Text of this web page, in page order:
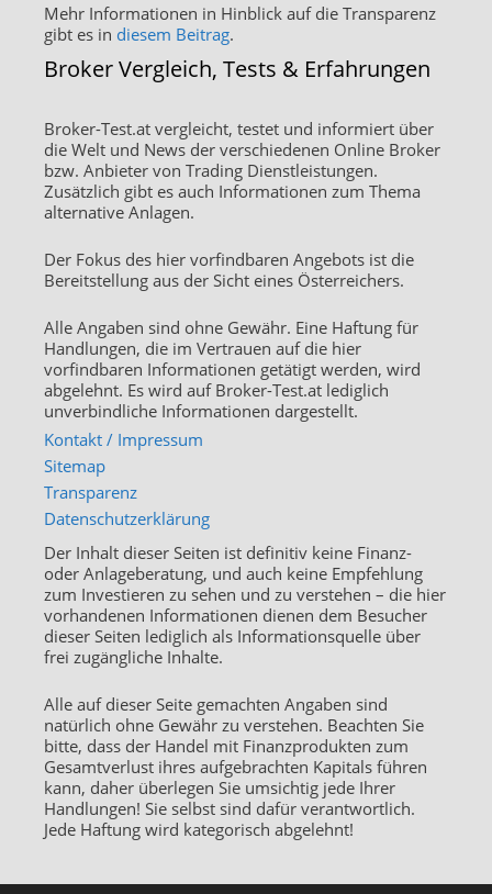
Mehr Informationen in Hinblick auf die Transparenz
gibt es in diesem Beitrag.
Broker Vergleich, Tests & Erfahrungen
Broker-Test.at vergleicht, testet und informiert über
die Welt und News der verschiedenen Online Broker
bzw. Anbieter von Trading Dienstleistungen.
Zusätzlich gibt es auch Informationen zum Thema
alternative Anlagen.
Der Fokus des hier vorfindbaren Angebots ist die
Bereitstellung aus der Sicht eines Österreichers.
Alle Angaben sind ohne Gewähr. Eine Haftung für
Handlungen, die im Vertrauen auf die hier
vorfindbaren Informationen getätigt werden, wird
abgelehnt. Es wird auf Broker-Test.at lediglich
unverbindliche Informationen dargestellt.
Kontakt / Impressum
Sitemap
Transparenz
Datenschutzerklärung
Der Inhalt dieser Seiten ist definitiv keine Finanz-
oder Anlageberatung, und auch keine Empfehlung
zum Investieren zu sehen und zu verstehen – die hier
vorhandenen Informationen dienen dem Besucher
dieser Seiten lediglich als Informationsquelle über
frei zugängliche Inhalte.
Alle auf dieser Seite gemachten Angaben sind
natürlich ohne Gewähr zu verstehen. Beachten Sie
bitte, dass der Handel mit Finanzprodukten zum
Gesamtverlust ihres aufgebrachten Kapitals führen
kann, daher überlegen Sie umsichtig jede Ihrer
Handlungen! Sie selbst sind dafür verantwortlich.
Jede Haftung wird kategorisch abgelehnt!